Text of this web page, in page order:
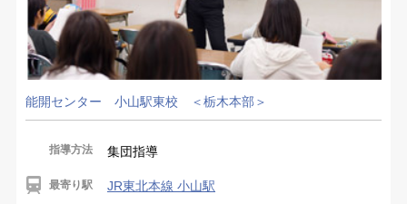
能開センター 小山駅東校 ＜栃木本部＞
指導方法 集団指導
最寄り駅 JR東北本線 小山駅